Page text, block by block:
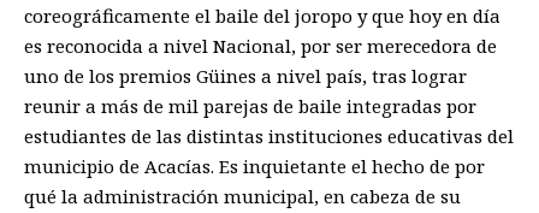
coreográficamente el baile del joropo y que hoy en día
es reconocida a nivel Nacional, por ser merecedora de
uno de los premios Güines a nivel país, tras lograr
reunir a más de mil parejas de baile integradas por
estudiantes de las distintas instituciones educativas del
municipio de Acacías. Es inquietante el hecho de por
qué la administración municipal, en cabeza de su